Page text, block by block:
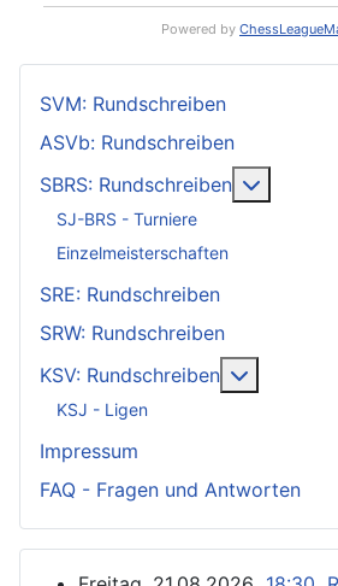
Powered by
SVM: Rundschreiben
ASVb: Rundschreiben
SBRS: Rundschreiben
SJ-BRS - Turniere
Einzelmeisterschaften
SRE: Rundschreiben
SRW: Rundschreiben
KSV: Rundschreiben
KSJ - Ligen
Impressum
FAQ - Fragen und Antworten